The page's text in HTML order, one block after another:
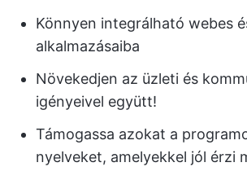
Könnyen integrálható webes
alkalmazásaiba
Növekedjen az üzleti és
igényeivel együtt!
Támogassa azokat a
nyelveket, amelyekkel jól érzi